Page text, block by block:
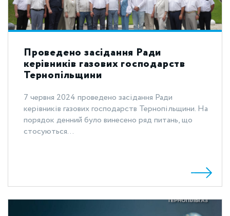
Проведено засідання Ради
керівників газових господарств
Тернопільщини
7 червня 2024 проведено засідання Ради
керівників газових господарств Тернопільщини. На
порядок денний було винесено ряд питань, що
стосуються...